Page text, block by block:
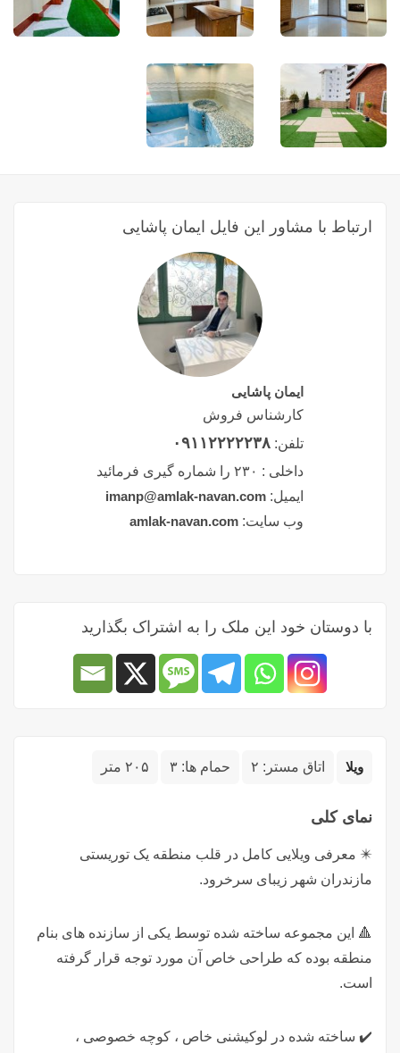
ویلا اتاق مستر: ۲ حمام ها: ۳ ۲۰۵ متر
نمای کلی
✴️ معرفی ویلایی کامل در قلب منطقه یک توریستی
مازندران شهر زیبای سرخرود.
🔺 این مجموعه ساخته شده توسط یکی از سازنده های بنام
منطقه بوده که طراحی خاص آن مورد توجه قرار گرفته
است.
✔️ ساخته شده در لوکیشنی خاص ، کوچه خصوصی ،
ارتباط با مشاور این فایل ایمان پاشایی
ایمان پاشایی
کارشناس فروش
تلفن: ۰۹۱۱۲۲۲۲۲۳۸
داخلی : ۲۳۰ را شماره گیری فرمائید
ایمیل: imanp@amlak-navan.com
وب سایت: amlak-navan.com
با دوستان خود این ملک را به اشتراک بگذارید